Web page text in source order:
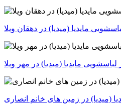
مایدیا (میدیا) در دهقان ویلا
لباسشویی مایدیا (میدیا) در مهر ویلا
(میدیا) در زمین های خانم انصاری